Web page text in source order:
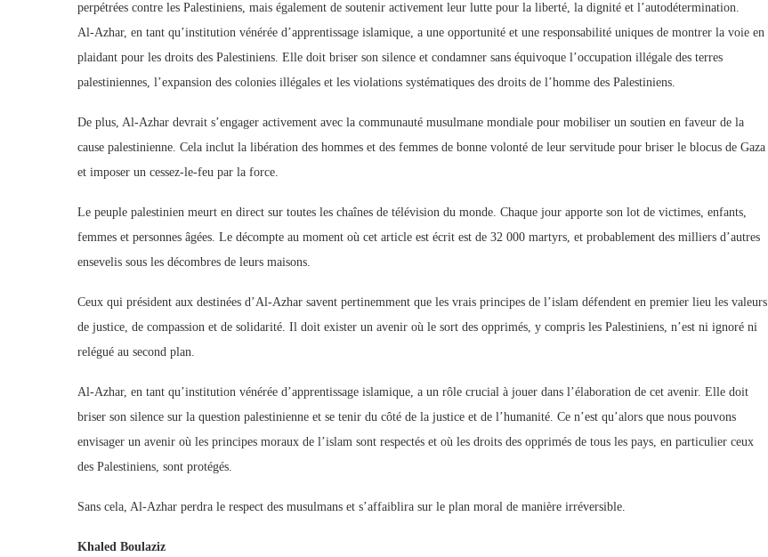
perpétrées contre les Palestiniens, mais également de soutenir activement leur lutte pour la liberté, la dignité et l’autodétermination.
Al-Azhar, en tant qu’institution vénérée d’apprentissage islamique, a une opportunité et une responsabilité uniques de montrer la voie en
plaidant pour les droits des Palestiniens. Elle doit briser son silence et condamner sans équivoque l’occupation illégale des terres
palestiniennes, l’expansion des colonies illégales et les violations systématiques des droits de l’homme des Palestiniens.
De plus, Al-Azhar devrait s’engager activement avec la communauté musulmane mondiale pour mobiliser un soutien en faveur de la
cause palestinienne. Cela inclut la libération des hommes et des femmes de bonne volonté de leur servitude pour briser le blocus de Gaza
et imposer un cessez-le-feu par la force.
Le peuple palestinien meurt en direct sur toutes les chaînes de télévision du monde. Chaque jour apporte son lot de victimes, enfants,
femmes et personnes âgées. Le décompte au moment où cet article est écrit est de 32 000 martyrs, et probablement des milliers d’autres
ensevelis sous les décombres de leurs maisons.
Ceux qui président aux destinées d’Al-Azhar savent pertinemment que les vrais principes de l’islam défendent en premier lieu les valeurs
de justice, de compassion et de solidarité. Il doit exister un avenir où le sort des opprimés, y compris les Palestiniens, n’est ni ignoré ni
relégué au second plan.
Al-Azhar, en tant qu’institution vénérée d’apprentissage islamique, a un rôle crucial à jouer dans l’élaboration de cet avenir. Elle doit
briser son silence sur la question palestinienne et se tenir du côté de la justice et de l’humanité. Ce n’est qu’alors que nous pouvons
envisager un avenir où les principes moraux de l’islam sont respectés et où les droits des opprimés de tous les pays, en particulier ceux
des Palestiniens, sont protégés.
Sans cela, Al-Azhar perdra le respect des musulmans et s’affaiblira sur le plan moral de manière irréversible.
Khaled Boulaziz